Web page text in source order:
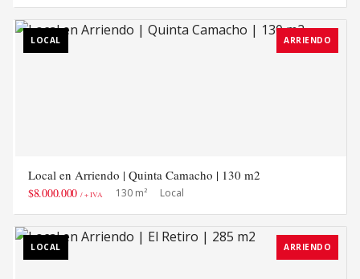
LOCAL ARRIENDO
Local en Arriendo | Quinta Camacho | 130 m2
$8.000.000 / + IVA 130 m² Local
LOCAL ARRIENDO